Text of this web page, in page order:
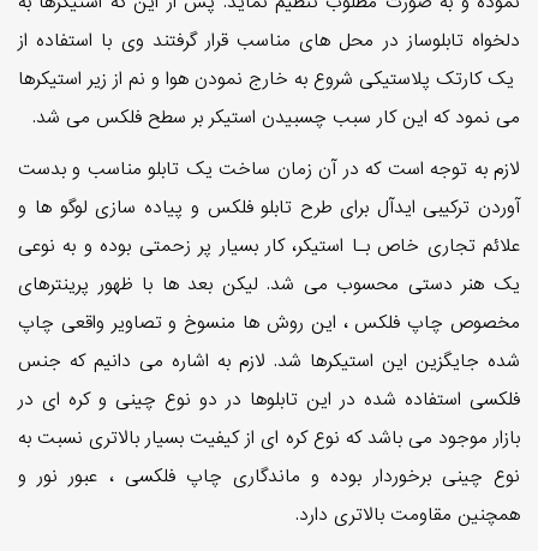
دلخواه تابلوساز در محل های مناسب قرار گرفتند وی با استفاده از
یک کارتک پلاستیکی شروع به خارج نمودن هوا و نم از زیر استیکرها
می نمود که این کار سبب چسبیدن استیکر بر سطح فلکس می شد.
لازم به توجه است که در آن زمان ساخت یک تابلو مناسب و بدست
آوردن ترکیبی ایدآل برای طرح تابلو فلکس و پیاده سازی لوگو ها و
علائم تجاری خاص بـا استیکر، کار بسیار پر زحمتی بوده و به نوعی
یک هنر دستی محسوب می شد. لیکن بعد ها با ظهور پرینترهای
مخصوص چاپ فلکس ، این روش ها منسوخ و تصاویر واقعی چاپ
شده جایگزین این استیکرها شد. لازم به اشاره می دانیم که جنس
فلکسی استفاده شده در این تابلوها در دو نوع چینی و کره ای در
بازار موجود می باشد که نوع کره ای از کیفیت بسیار بالاتری نسبت به
نوع چینی برخوردار بوده و ماندگاری چاپ فلکسی ، عبور نور و
همچنین مقاومت بالاتری دارد.